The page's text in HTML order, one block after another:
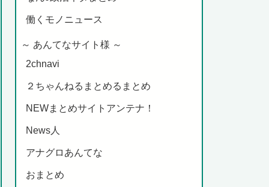
働くモノニュース
～ あんてなサイト様 ～
2chnavi
２ちゃんねるまとめるまとめ
NEWまとめサイトアンテナ！
News人
アナグロあんてな
おまとめ